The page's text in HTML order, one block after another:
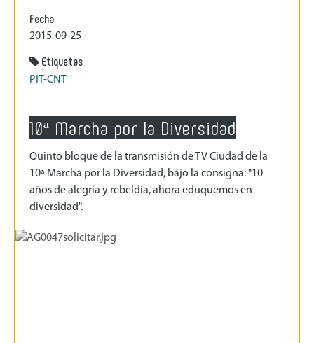
Fecha
2015-09-25
Etiquetas
PIT-CNT
10ª Marcha por la Diversidad
Quinto bloque de la transmisión de TV Ciudad de la
10ª Marcha por la Diversidad, bajo la consigna: "10
años de alegría y rebeldía, ahora eduquemos en
diversidad".